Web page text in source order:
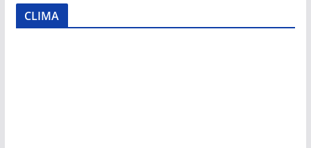
CLIMA